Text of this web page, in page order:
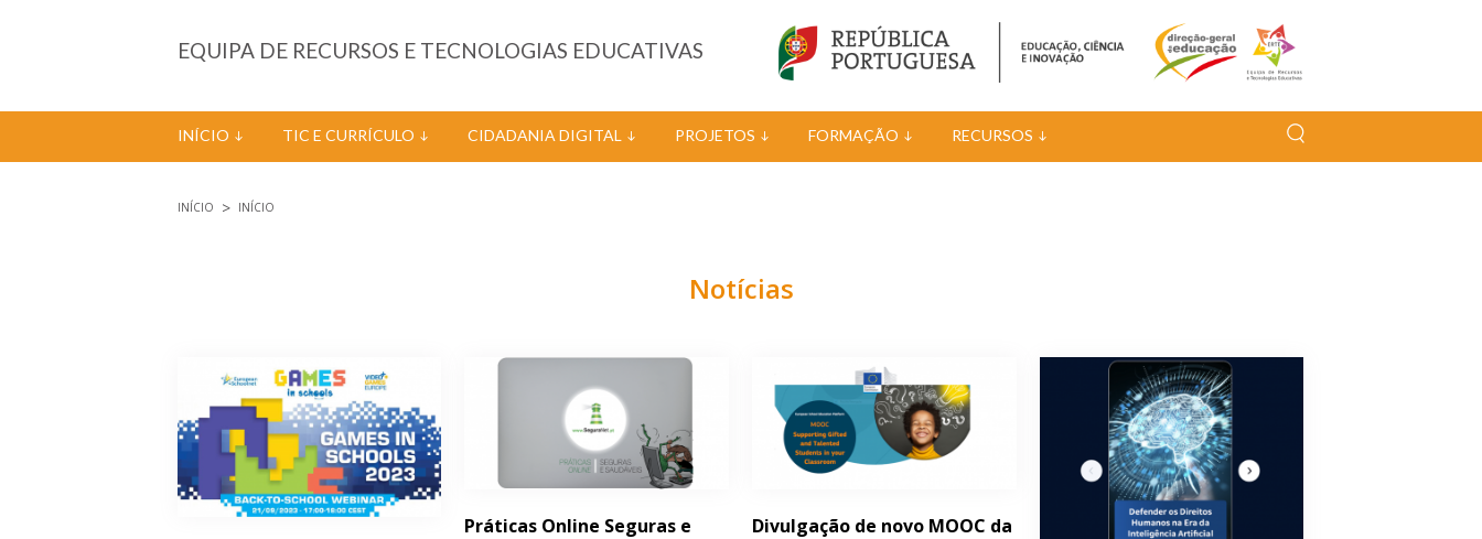
EQUIPA DE RECURSOS E TECNOLOGIAS EDUCATIVAS
INÍCIO TIC E CURRÍCULO CIDADANIA DIGITAL PROJETOS FORMAÇÃO RECURSOS
INÍCIO INÍCIO
Notícias
Práticas Online Seguras e
Divulgação de novo MOOC da
Páginas